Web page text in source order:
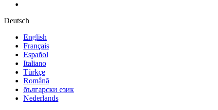
Deutsch
English
Français
Español
Italiano
Türkçe
Română
български език
Nederlands